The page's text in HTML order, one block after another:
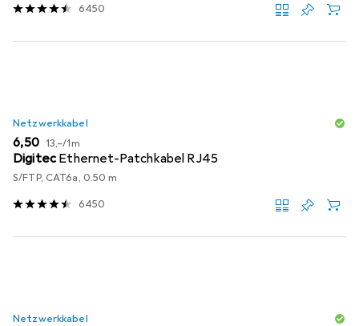
6450
Netzwerkkabel
EUR
6,50 EUR
13,–/1m
DigitecEthernet-Patchkabel RJ45
S/FTP, CAT6a, 0.50 m
6450
Netzwerkkabel